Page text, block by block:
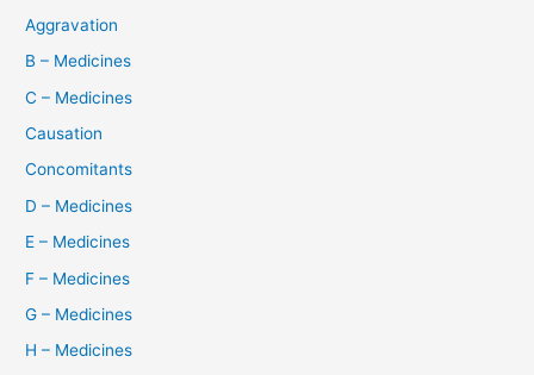
Aggravation
B – Medicines
C – Medicines
Causation
Concomitants
D – Medicines
E – Medicines
F – Medicines
G – Medicines
H – Medicines